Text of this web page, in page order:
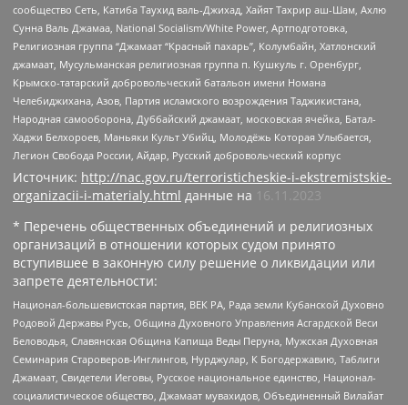
сообщество Сеть, Катиба Таухид валь-Джихад, Хайят Тахрир аш-Шам, Ахлю
Сунна Валь Джамаа, National Socialism/White Power, Артподготовка,
Религиозная группа “Джамаат “Красный пахарь”, Колумбайн, Хатлонский
джамаат, Мусульманская религиозная группа п. Кушкуль г. Оренбург,
Крымско-татарский добровольческий батальон имени Номана
Челебиджихана, Азов, Партия исламского возрождения Таджикистана,
Народная самооборона, Дуббайский джамаат, московская ячейка, Батал-
Хаджи Белхороев, Маньяки Культ Убийц, Молодёжь Которая Улыбается,
Легион Свобода России, Айдар, Русский добровольческий корпус
Источник: http://nac.gov.ru/terroristicheskie-i-ekstremistskie-
organizacii-i-materialy.html данные на
16.11.2023
* Перечень общественных объединений и религиозных
организаций в отношении которых судом принято
вступившее в законную силу решение о ликвидации или
запрете деятельности:
Национал-большевистская партия, ВЕК РА, Рада земли Кубанской Духовно
Родовой Державы Русь, Община Духовного Управления Асгардской Веси
Беловодья, Славянская Община Капища Веды Перуна, Мужская Духовная
Семинария Староверов-Инглингов, Нурджулар, К Богодержавию, Таблиги
Джамаат, Свидетели Иеговы, Русское национальное единство, Национал-
социалистическое общество, Джамаат мувахидов, Объединенный Вилайат